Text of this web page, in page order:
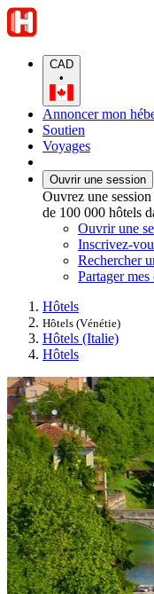
CAD
•
Annoncer mon
Soutien
Voyages
Ouvrir une session
Ouvrez une
de 100 000 hôtels
Ouvrir une
Inscrivez-
Rechercher
Partager
Hôtels
Hôtels (Vénétie)
Hôtels (Italie)
Hôtels